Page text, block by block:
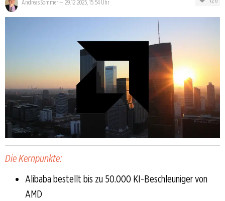
Andreas Sommer— 29.12.2025, 15:54 Uhr
Die Kernpunkte:
Alibaba bestellt bis zu 50.000 KI-Beschleuniger von
AMD